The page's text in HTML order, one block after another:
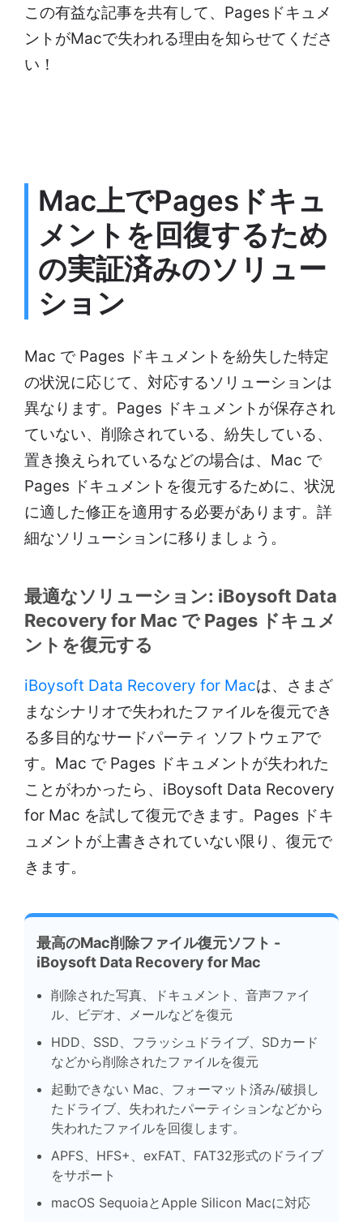
この有益な記事を共有して、Pagesドキュメ
ントがMacで失われる理由を知らせてくださ
い！
Mac上でPagesドキュ
メントを回復するため
の実証済みのソリュー
ション
Mac で Pages ドキュメントを紛失した特定
の状況に応じて、対応するソリューションは
異なります。Pag​​es ドキュメントが保存され
ていない、削除されている、紛失している、
置き換えられているなどの場合は、Mac で
Pages ドキュメントを復元するために、状況
に適した修正を適用する必要があります。詳
細なソリューションに移りましょう。
最適なソリューション: iBoysoft Data
Recovery for Mac で Pages ドキュメ
ントを復元する
iBoysoft Data Recovery for Macは、さまざ
まなシナリオで失われたファイルを復元でき
る多目的なサードパーティ ソフトウェアで
す。Mac で Pages ドキュメントが失われた
ことがわかったら、iBoysoft Data Recovery
for Mac を試して復元できます。Pag​​es ドキ
ュメントが上書きされていない限り、復元で
きます。
最高のMac削除ファイル復元ソフト -
iBoysoft Data Recovery for Mac
削除された写真、ドキュメント、音声ファイ
ル、ビデオ、メールなどを復元
HDD、SSD、フラッシュドライブ、SDカード
などから削除されたファイルを復元
起動できない Mac、フォーマット済み/破損し
たドライブ、失われたパーティションなどから
失われたファイルを回復します。
APFS、HFS+、exFAT、FAT32形式のドライブ
をサポート
macOS SequoiaとApple Silicon Macに対応